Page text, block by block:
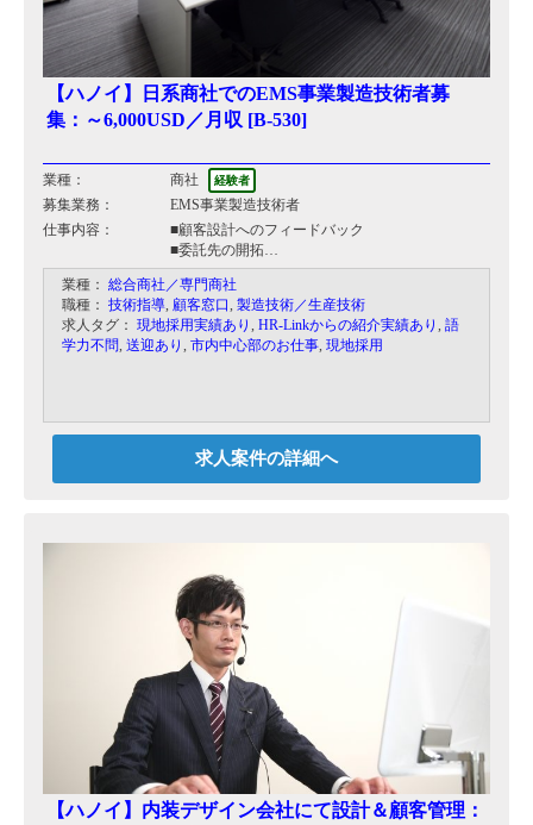
【ハノイ】日系商社でのEMS事業製造技術者募
集：～6,000USD／月収 [B-530]
業種： 商社 経験者
募集業務：
EMS事業製造技術者
仕事内容：
■顧客設計へのフィードバック
■委託先の開拓
■製造コストの見積もり
■工程改善や治具作成
■主要設備の検討
■EMS依頼先(顧客)および委託先との技術窓口
■完成品/部品検討の評価検討と手配指示・EMS先
動の推進/仕入先との改善活動の推進
■全体の業務の推進/日程
業種： 総合商社／専門商社
職種： 技術指導 顧客窓口 製造技術／生産技術
求人タグ： 現地採用実績あり HR-Linkからの紹介実績あり
語
学力不問 送迎あり 市内中心部のお仕事 現地採用
求人案件の詳細へ
【ハノイ】内装デザイン会社にて設計＆顧客管理：